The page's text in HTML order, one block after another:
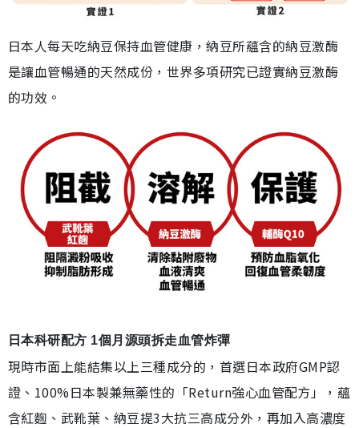
日本人每天吃納豆保持血管健康，納豆所蘊含的納豆激酶
是讓血管暢通的天然成份，世界多項研究已證實納豆激酶
的功效。
日本科研配方 1個月源頭拆走血管炸彈
現時市面上能結集以上三種成分的，首選日本政府GMP認
證、100%日本製兼無藥性的「Return強心血管配方」，蘊
含紅麴、武靴葉、納豆提3大抗三高成分外，再加入高濃度